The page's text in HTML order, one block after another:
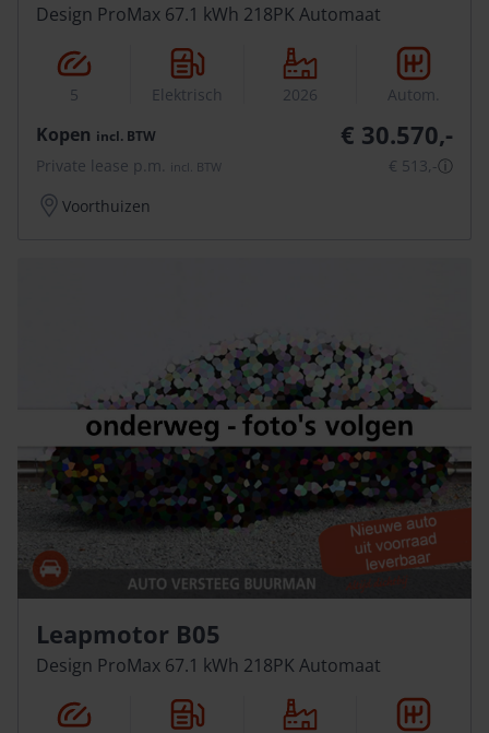
Design ProMax 67.1 kWh 218PK Automaat
5 Elektrisch 2026 Autom.
Kopen incl. BTW € 30.570,-
Private lease p.m. incl. BTW € 513,-ⓘ
Voorthuizen
Leapmotor B05
Design ProMax 67.1 kWh 218PK Automaat